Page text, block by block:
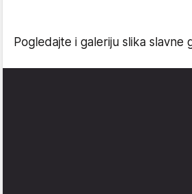
Pogledajte i galeriju slika slavne